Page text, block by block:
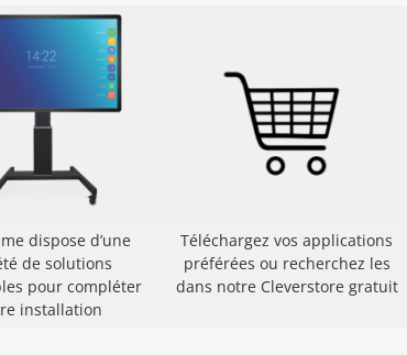
dispose d’une
de solutions
pour compléter
installation
Téléchargez vos applications
préférées ou recherchez les
dans notre Cleverstore gratuit